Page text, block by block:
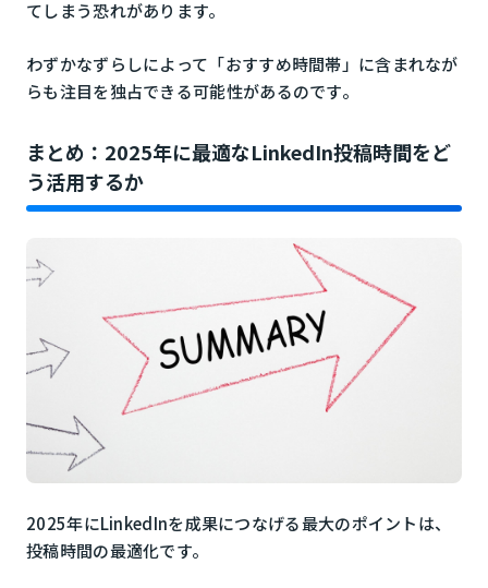
てしまう恐れがあります。
わずかなずらしによって「おすすめ時間帯」に含まれなが
らも注目を独占できる可能性があるのです。
まとめ：2025年に最適なLinkedIn投稿時間をど
う活用するか
2025年にLinkedInを成果につなげる最大のポイントは、
投稿時間の最適化です。